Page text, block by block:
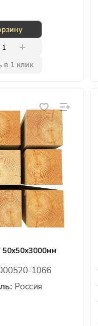
в 1 клик
1066
Россия